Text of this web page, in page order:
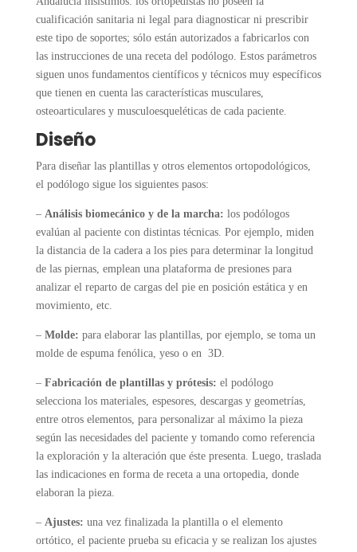
cualificación sanitaria ni legal para diagnosticar ni prescribir
este tipo de soportes; sólo están autorizados a fabricarlos con
las instrucciones de una receta del podólogo. Estos parámetros
siguen unos fundamentos científicos y técnicos muy específicos
que tienen en cuenta las características musculares,
osteoarticulares y musculoesqueléticas de cada paciente.
Diseño
Para diseñar las plantillas y otros elementos ortopodológicos,
el podólogo sigue los siguientes pasos:
– Análisis biomecánico y de la marcha: los podólogos
evalúan al paciente con distintas técnicas. Por ejemplo, miden
la distancia de la cadera a los pies para determinar la longitud
de las piernas, emplean una plataforma de presiones para
analizar el reparto de cargas del pie en posición estática y en
movimiento, etc.
–Molde: para elaborar las plantillas, por ejemplo, se toma un
molde de espuma fenólica, yeso o en 3D.
– Fabricación de plantillas y prótesis: el podólogo
selecciona los materiales, espesores, descargas y geometrías,
entre otros elementos, para personalizar al máximo la pieza
según las necesidades del paciente y tomando como referencia
la exploración y la alteración que éste presenta. Luego, traslada
las indicaciones en forma de receta a una ortopedia, donde
elaboran la pieza.
– Ajustes: una vez finalizada la plantilla o el elemento
ortótico, el paciente prueba su eficacia y se realizan los ajustes